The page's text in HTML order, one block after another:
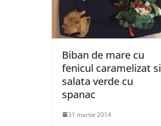
Biban de mare cu
fenicul caramelizat si
salata verde cu
spanac
31 martie 2014